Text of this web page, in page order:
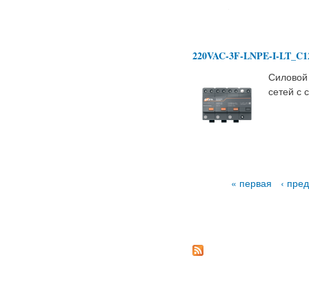
220VAC-3F-LNPE-I-
сетей с
« первая ‹